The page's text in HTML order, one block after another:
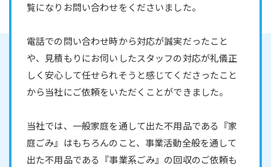
覧になりお問い合わせをくださいました。
電話での問い合わせ時から対応が誠実だったこと
や、見積もりにお伺いしたスタッフの対応が礼儀正
しく安心して任せられそうと感じてくださったこと
から当社にご依頼をいただくことができました。
当社では、一般家庭を通して出た不用品である『家
庭ごみ』はもちろんのこと、事業活動全般を通して
出た不用品である『事業系ごみ』の回収のご依頼も